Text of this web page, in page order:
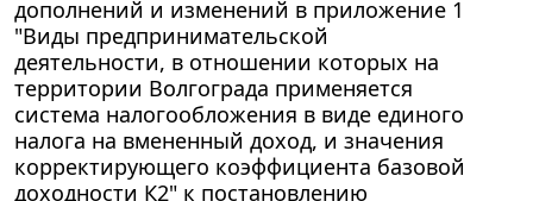
дополнений и изменений в приложение 1
"Виды предпринимательской
деятельности, в отношении которых на
территории Волгограда применяется
система налогообложения в виде единого
налога на вмененный доход, и значения
корректирующего коэффициента базовой
доходности К2" к постановлению